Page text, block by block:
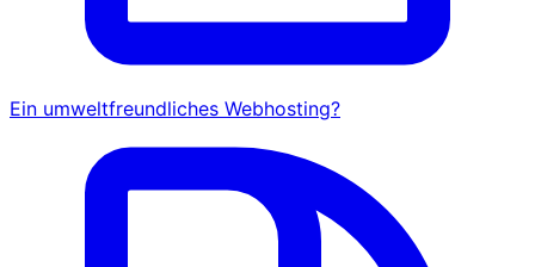
Ein umweltfreundliches Webhosting?